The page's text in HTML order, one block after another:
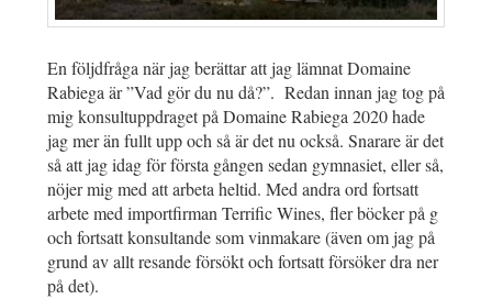
En följdfråga när jag berättar att jag lämnat Domaine
Rabiega är ”Vad gör du nu då?”. Redan innan jag tog på
mig konsultuppdraget på Domaine Rabiega 2020 hade
jag mer än fullt upp och så är det nu också. Snarare är det
så att jag idag för första gången sedan gymnasiet, eller så,
nöjer mig med att arbeta heltid. Med andra ord fortsatt
arbete med importfirman Terrific Wines, fler böcker på g
och fortsatt konsultande som vinmakare (även om jag på
grund av allt resande försökt och fortsatt försöker dra ner
på det).